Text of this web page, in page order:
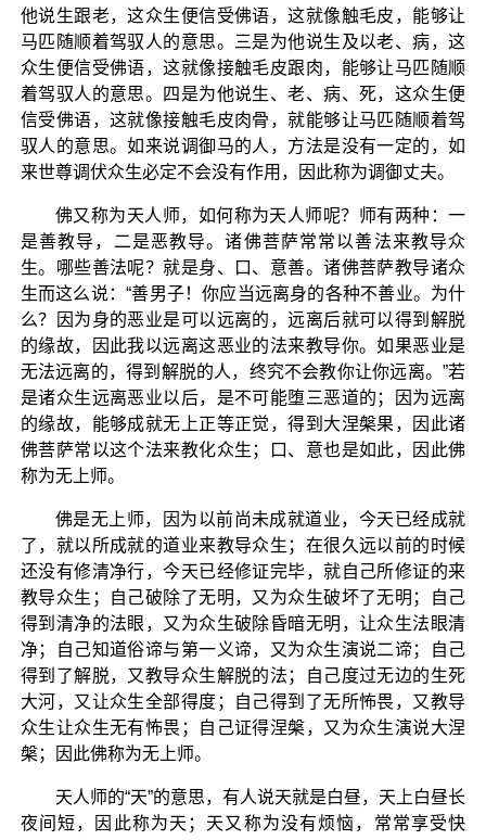
他说生跟老，这众生便信受佛语，这就像触毛皮，能够让
马匹随顺着驾驭人的意思。三是为他说生及以老、病，这
众生便信受佛语，这就像接触毛皮跟肉，能够让马匹随顺
着驾驭人的意思。四是为他说生、老、病、死，这众生便
信受佛语，这就像接触毛皮肉骨，就能够让马匹随顺着驾
驭人的意思。如来说调御马的人，方法是没有一定的，如
来世尊调伏众生必定不会没有作用，因此称为调御丈夫。
佛又称为天人师，如何称为天人师呢？师有两种：一
是善教导，二是恶教导。诸佛菩萨常常以善法来教导众
生。哪些善法呢？就是身、口、意善。诸佛菩萨教导诸众
生而这么说：“善男子！你应当远离身的各种不善业。为什
么？因为身的恶业是可以远离的，远离后就可以得到解脱
的缘故，因此我以远离这恶业的法来教导你。如果恶业是
无法远离的，得到解脱的人，终究不会教你让你远离。”若
是诸众生远离恶业以后，是不可能堕三恶道的；因为远离
的缘故，能够成就无上正等正觉，得到大涅槃果，因此诸
佛菩萨常以这个法来教化众生；口、意也是如此，因此佛
称为无上师。
佛是无上师，因为以前尚未成就道业，今天已经成就
了，就以所成就的道业来教导众生；在很久远以前的时候
还没有修清净行，今天已经修证完毕，就自己所修证的来
教导众生；自己破除了无明，又为众生破坏了无明；自己
得到清净的法眼，又为众生破除昏暗无明，让众生法眼清
净；自己知道俗谛与第一义谛，又为众生演说二谛；自己
得到了解脱，又教导众生解脱的法；自己度过无边的生死
大河，又让众生全部得度；自己得到了无所怖畏，又教导
众生让众生无有怖畏；自己证得涅槃，又为众生演说大涅
槃；因此佛称为无上师。
天人师的“天”的意思，有人说天就是白昼，天上白昼长
夜间短，因此称为天；天又称为没有烦恼，常常享受快